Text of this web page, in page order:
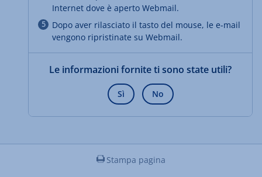
Internet dove è aperto Webmail.
Dopo aver rilasciato il tasto del mouse, le e-mail
vengono ripristinate su Webmail.
Le informazioni fornite ti sono state utili?
Sì No
Stampa pagina